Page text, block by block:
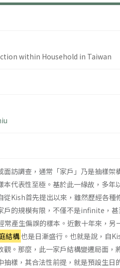
within Household in Taiwan
訪調查，通常「家戶」乃是抽樣
代表性至極。基於此一緣故，多
Kish首先提出以來，雖然歷經各
戶的規模有限，不僅不是infinite，
產生偏誤的樣本。近數十年來，
結構也是日漸盛行。也就是說，自
。那麼，此一家戶結構變遷局面
抽樣，其合法性前提，就是預設生